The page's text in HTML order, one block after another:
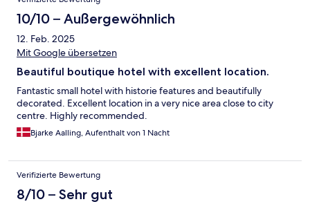
10/10 – Außergewöhnlich
12. Feb. 2025
Mit Google übersetzen
Beautiful boutique hotel with excellent location.
Fantastic small hotel with historie features and beautifully
decorated. Excellent location in a very nice area close to city
centre. Highly recommended.
Bjarke Aalling, Aufenthalt von 1 Nacht
Verifizierte Bewertung
8/10 – Sehr gut